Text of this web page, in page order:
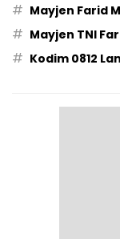
# Mayjen Farid
# Mayjen TNI
# Kodim 0812